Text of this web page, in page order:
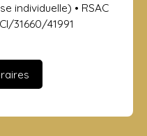
individuelle) • RSAC
31660/41991